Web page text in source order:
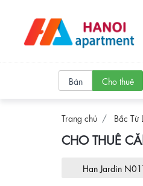
Bán Cho thuê
Trang chủ Bắc Từ
CHO THUÊ
Han Jardin